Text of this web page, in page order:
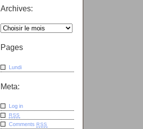
Archives:
Pages
Lundi
Meta:
Log in
RSS
Comments RSS